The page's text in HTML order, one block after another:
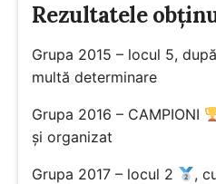
Rezultatele
Grupa 2015 – locul 5,
multă determinare
Grupa 2016 – CAMPIONI
și organizat
Grupa 2017 – locul 2
,